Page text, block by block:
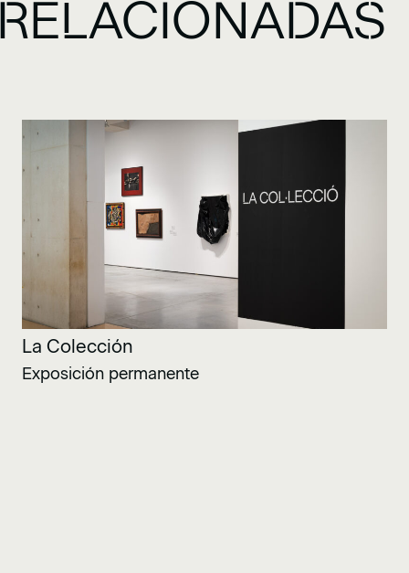
La Colección
Exposición permanente